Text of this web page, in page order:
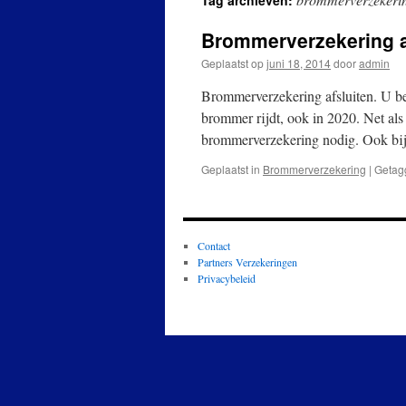
Brommerverzekering
Geplaatst opjuni 18, 2014dooradmin
Brommerverzekering afsluiten. U
brommer rijdt, ook in 2020. Net
brommerverzekering nodig. Ook
Geplaatst in Brommerverzekering |
Contact
Partners Verzekeringen
Privacybeleid